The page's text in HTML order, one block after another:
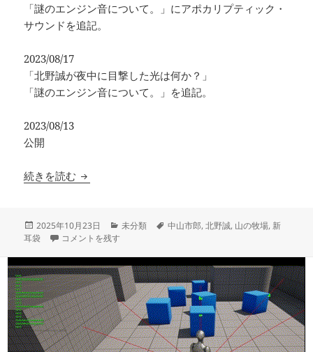
「謎のエンジン音について。」にアポカリプティック・
サウンドを追記。
2023/08/17
「北野誠が夜中に目撃した光は何か？」
「謎のエンジン音について。」を追記。
2023/08/13
公開
続きを読む 山の牧場まとめと考察
投
稿
2025年10月23日
カ
ー
未分類
タ
中山市郎,北野誠, 山の牧場, 新
耳袋
山の牧場まとめと考察 に
コメントを残す